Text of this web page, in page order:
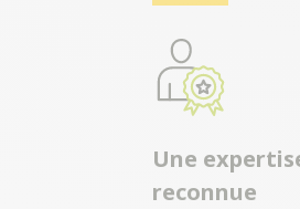
Une
reconnue